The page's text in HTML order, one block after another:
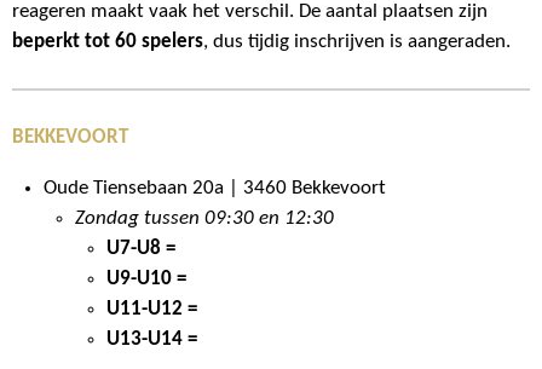
reageren maakt vaak het verschil. De aantal plaatsen zijn
beperkt tot 60 spelers, dus tijdig inschrijven is aangeraden.
BEKKEVOORT
Oude Tiensebaan 20a | 3460 Bekkevoort
Zondag tussen 09:30 en 12:30
U7-U8 =
U9-U10 =
U11-U12 =
U13-U14 =